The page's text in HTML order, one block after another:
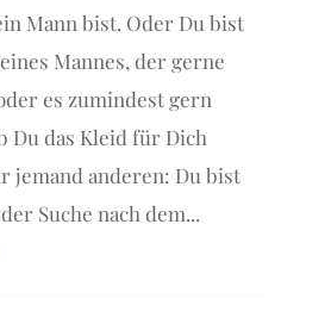
Mann bist. Oder Du bist
Mannes, der gerne
es zumindest gern
Du das Kleid für Dich
jemand anderen: Du bist
Suche nach dem...